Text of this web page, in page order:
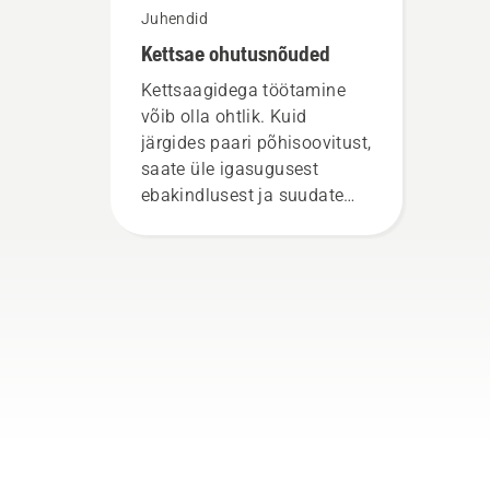
Juhendid
Kettsae ohutusnõuded
Kettsaagidega töötamine
võib olla ohtlik. Kuid
järgides paari põhisoovitust,
saate üle igasugusest
ebakindlusest ja suudate